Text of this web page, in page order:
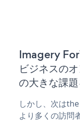
Imagery
ビジネスの
の大きな課
しかし、次は
より多くの訪問